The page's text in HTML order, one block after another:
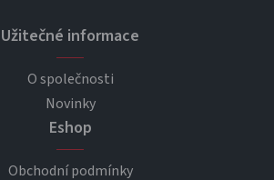
Užitečné informace
O společnosti
Novinky
Eshop
Obchodní podmínky